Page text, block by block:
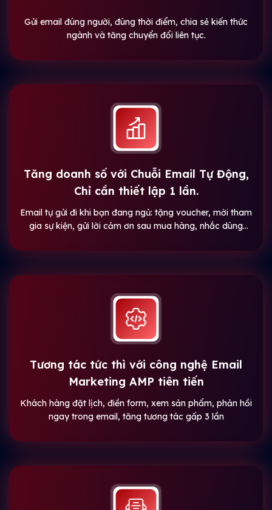
Gửi email đúng người, đúng thời điểm, chia sẻ kiến thức
ngành và tăng chuyển đổi liên tục.
Tăng doanh số với Chuỗi Email Tự Động,
Chỉ cần thiết lập 1 lần.
Email tự gửi đi khi bạn đang ngủ: tặng voucher, mời tham
gia sự kiện, gửi lời cảm ơn sau mua hàng, nhắc dùng
Tương tác tức thì với công nghệ Email
Marketing AMP tiên tiến
Khách hàng đặt lịch, điền form, xem sản phẩm, phản hồi
ngay trong email, tăng tương tác gấp 3 lần